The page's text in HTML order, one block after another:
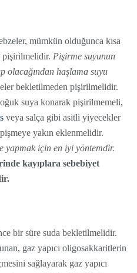
mümkün olduğunca kısa
pişirilmelidir. Pişirme suyunun
olacağından haşlama suyu
bekletilmeden pişirilmelidir.
suya konarak pişirilmemeli,
veya salça gibi asitli yiyecekler
yakın eklenmelidir.
yapmak için en iyi yöntemdir.
kayıplara sebebiyet
bir süre suda bekletilmelidir.
gaz yapıcı oligosakkaritlerin
sağlayarak gaz yapıcı